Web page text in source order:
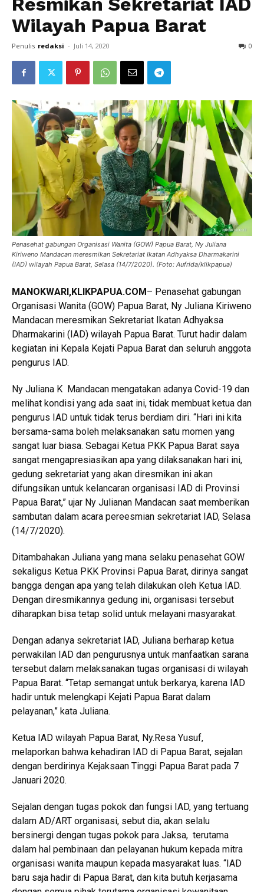
Wilayah Papua Barat
Penulis redaksi - Juli 14, 2020 0
Penasehat gabungan Organisasi Wanita (GOW) Papua Barat, Ny Juliana
Kiriweno Mandacan meresmikan Sekretariat Ikatan Adhyaksa Dharmakarini
(IAD) wilayah Papua Barat, Selasa (14/7/2020). (Foto: Aufrida/klikpapua)
MANOKWARI,KLIKPAPUA.COM– Penasehat gabungan
Organisasi Wanita (GOW) Papua Barat, Ny Juliana Kiriweno
Mandacan meresmikan Sekretariat Ikatan Adhyaksa
Dharmakarini (IAD) wilayah Papua Barat. Turut hadir dalam
kegiatan ini Kepala Kejati Papua Barat dan seluruh anggota
pengurus IAD.
Ny Juliana K Mandacan mengatakan adanya Covid-19 dan
melihat kondisi yang ada saat ini, tidak membuat ketua dan
pengurus IAD untuk tidak terus berdiam diri. “Hari ini kita
bersama-sama boleh melaksanakan satu momen yang
sangat luar biasa. Sebagai Ketua PKK Papua Barat saya
sangat mengapresiasikan apa yang dilaksanakan hari ini,
gedung sekretariat yang akan diresmikan ini akan
difungsikan untuk kelancaran organisasi IAD di Provinsi
Papua Barat,” ujar Ny Julianan Mandacan saat memberikan
sambutan dalam acara pereesmian sekretariat IAD, Selasa
(14/7/2020).
Ditambahakan Juliana yang mana selaku penasehat GOW
sekaligus Ketua PKK Provinsi Papua Barat, dirinya sangat
bangga dengan apa yang telah dilakukan oleh Ketua IAD.
Dengan diresmikannya gedung ini, organisasi tersebut
diharapkan bisa tetap solid untuk melayani masyarakat.
Dengan adanya sekretariat IAD, Juliana berharap ketua
perwakilan IAD dan pengurusnya untuk manfaatkan sarana
tersebut dalam melaksanakan tugas organisasi di wilayah
Papua Barat. “Tetap semangat untuk berkarya, karena IAD
hadir untuk melengkapi Kejati Papua Barat dalam
pelayanan,” kata Juliana.
Ketua IAD wilayah Papua Barat, Ny.Resa Yusuf,
melaporkan bahwa kehadiran IAD di Papua Barat, sejalan
dengan berdirinya Kejaksaan Tinggi Papua Barat pada 7
Januari 2020.
Sejalan dengan tugas pokok dan fungsi IAD, yang tertuang
dalam AD/ART organisasi, sebut dia, akan selalu
bersinergi dengan tugas pokok para Jaksa, terutama
dalam hal pembinaan dan pelayanan hukum kepada mitra
organisasi wanita maupun kepada masyarakat luas. “IAD
baru saja hadir di Papua Barat, dan kita butuh kerjasama